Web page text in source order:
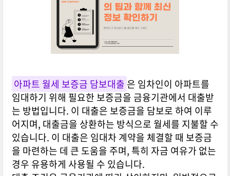
아파트 월세 보증금 담보대출 은 임차인이 아파트를
임대하기 위해 필요한 보증금을 금융기관에서 대출받
는 방법입니다. 이 대출은 보증금을 담보로 하여 이루
어지며, 대출금을 상환하는 방식으로 월세를 지불할 수
있습니다. 이 대출은 임대차 계약을 체결할 때 보증금
을 마련하는 데 큰 도움을 주며, 특히 자금 여유가 없는
경우 유용하게 사용될 수 있습니다.